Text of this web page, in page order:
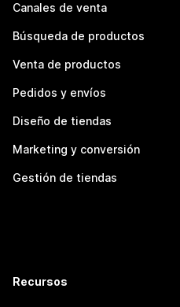
Canales de venta
Búsqueda de productos
Venta de productos
Pedidos y envíos
Diseño de tiendas
Marketing y conversión
Gestión de tiendas
Recursos